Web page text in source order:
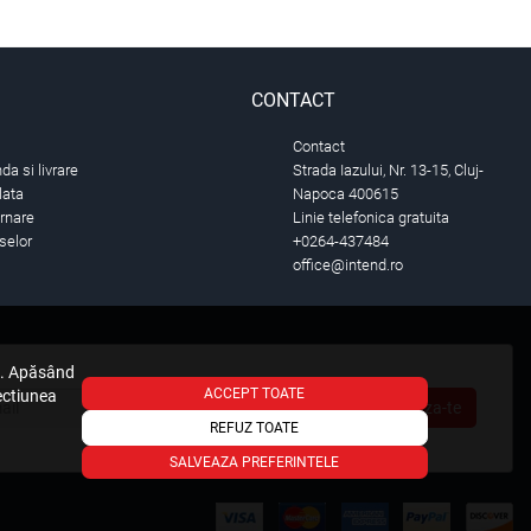
si livrare
CONTACT
Contact
Strada Iazului, Nr. 13-15, Cluj-
Napoca 400615
Linie telefonica gratuita
+0264-437484
office@intend.ro
Aboneaza-te
Apăsând
ACCEPT TOATE
REFUZ TOATE
SALVEAZA PREFERINTELE